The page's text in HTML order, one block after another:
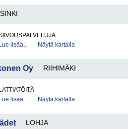
Lue lisää..
Näytä kartalla
Oy RIIHIMÄKI
LATTIATÖITÄ
Lue lisää..
Näytä kartalla
LOHJA